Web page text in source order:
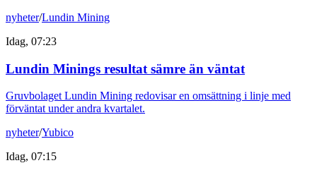
nyheter/Lundin Mining
Idag, 07:23
Lundin Minings resultat sämre än väntat
Gruvbolaget Lundin Mining redovisar en omsättning i linje med
förväntat under andra kvartalet.
nyheter/Yubico
Idag, 07:15